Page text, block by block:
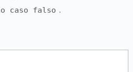
caso falso .